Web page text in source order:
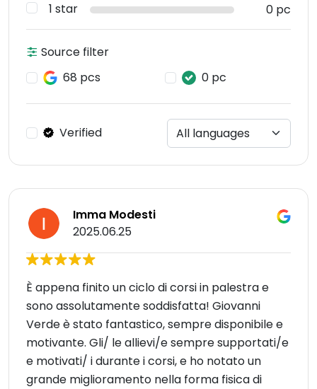
1 star
0 pc
Source filter
68 pcs
0 pc
Verified
Imma Modesti
2025.06.25
È appena finito un ciclo di corsi in palestra e
sono assolutamente soddisfatta! Giovanni
Verde è stato fantastico, sempre disponibile e
motivante. Gli/ le allievi/e sempre supportati/e
e motivati/ i durante i corsi, e ho notato un
grande miglioramento nella forma fisica di